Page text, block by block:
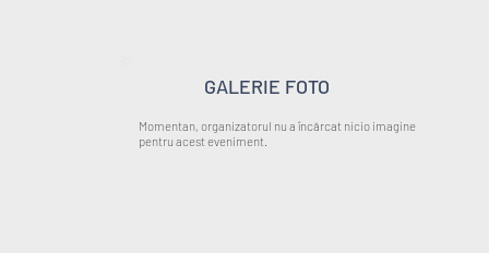
GALERIE FOTO
Momentan, organizatorul nu a încărcat nicio imagine
pentru acest eveniment.